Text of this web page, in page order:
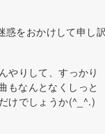
惑をおかけして申し
やりして、すっかり
もなんとなくしっと
けでしょうか(^_^.)